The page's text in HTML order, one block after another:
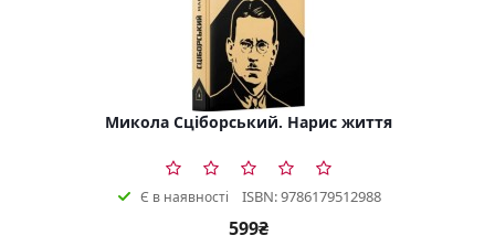
Микола Сціборський. Нарис життя
Є в наявності ISBN: 9786179512988
599₴